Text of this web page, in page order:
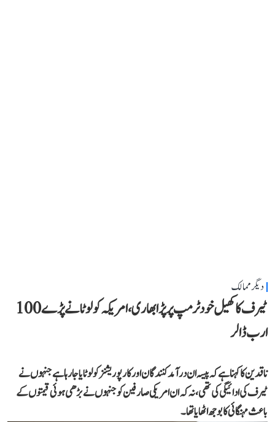
دیگر ممالک
ٹیرف کا کھیل خود ٹرمپ پر پڑا بھاری، امریکہ کو لوٹانے پڑے 100
ارب ڈالر
ناقدین کا کہنا ہے کہ پیسہ ان درآمد کنندگان اور کارپوریشنز کو لوٹایا جا رہا ہے جنہوں نے
ٹیرف کی ادائیگی کی تھی، نہ کہ ان امریکی صارفین کو جنہوں نے بڑھی ہوئی قیمتوں کے
باعث مہنگائی کا بوجھ اٹھایا تھا۔